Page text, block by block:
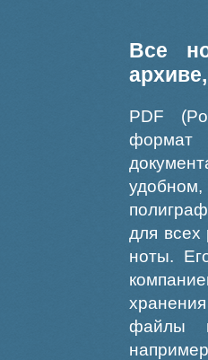
Все
PDF
формат
для всех
ноты.
файлы